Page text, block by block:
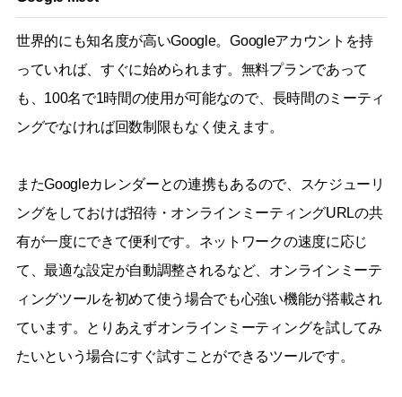
世界的にも知名度が高いGoogle。Googleアカウントを持
っていれば、すぐに始められます。無料プランであって
も、100名で1時間の使用が可能なので、長時間のミーティ
ングでなければ回数制限もなく使えます。
またGoogleカレンダーとの連携もあるので、スケジューリ
ングをしておけば招待・オンラインミーティングURLの共
有が一度にできて便利です。ネットワークの速度に応じ
て、最適な設定が自動調整されるなど、オンラインミーテ
ィングツールを初めて使う場合でも心強い機能が搭載され
ています。とりあえずオンラインミーティングを試してみ
たいという場合にすぐ試すことができるツールです。